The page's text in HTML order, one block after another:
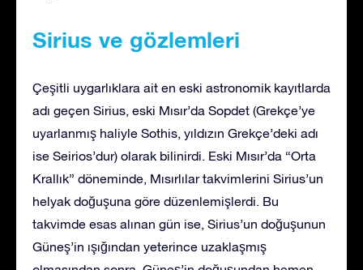
Sirius ve gözlemleri
Çeşitli uygarlıklara ait en eski astronomik kayıtlarda
adı geçen Sirius, eski Mısır’da Sopdet (Grekçe’ye
uyarlanmış haliyle Sothis, yıldızın Grekçe’deki adı
ise Seirios’dur) olarak bilinirdi. Eski Mısır’da “Orta
Krallık” döneminde, Mısırlılar takvimlerini Sirius’un
helyak doğuşuna göre düzenlemişlerdi. Bu
takvimde esas alınan gün ise, Sirius’un doğuşunun
Güneş’in ışığından yeterince uzaklaşmış